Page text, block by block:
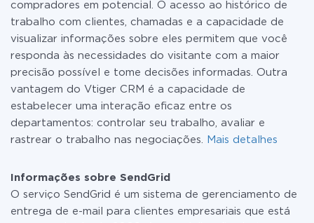
compradores em potencial. O acesso ao histórico de
trabalho com clientes, chamadas e a capacidade de
visualizar informações sobre eles permitem que você
responda às necessidades do visitante com a maior
precisão possível e tome decisões informadas. Outra
vantagem do Vtiger CRM é a capacidade de
estabelecer uma interação eficaz entre os
departamentos: controlar seu trabalho, avaliar e
rastrear o trabalho nas negociações.
Mais detalhes
Informações sobre SendGrid
O serviço SendGrid é um sistema de gerenciamento de
entrega de e-mail para clientes empresariais que está